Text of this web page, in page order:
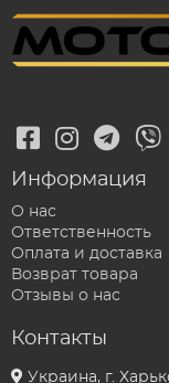
Информация
О нас
Ответственность
Оплата и доставка
Возврат товара
Отзывы о нас
Контакты
Украина, г.